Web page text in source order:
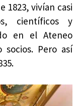
1823, vivían casi
científicos y
en el Ateneo
socios. Pero así